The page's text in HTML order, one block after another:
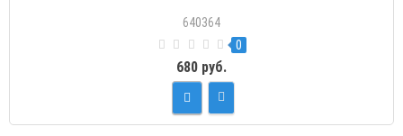
640364
0
680 руб.